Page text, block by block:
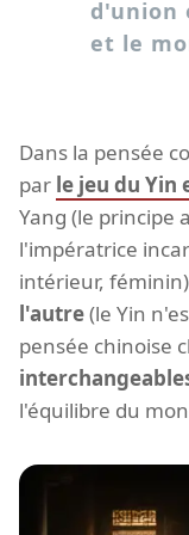
d'union
et le
Dans la pensée
par le jeu du Yin
Yang (le principe
l'impératrice
intérieur,
l'autre(le Yin
pensée chinoise
l'équilibre du